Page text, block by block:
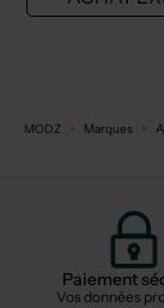
MODZ Marques
Paiement
Vos données